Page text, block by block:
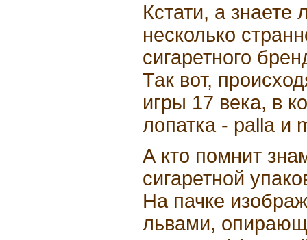
Кстати, а знаете
несколько
сигаретного
Так вот,
игры 17 века, в
лопатка - palla и
А кто помнит
сигаретной
На пачке
львами,